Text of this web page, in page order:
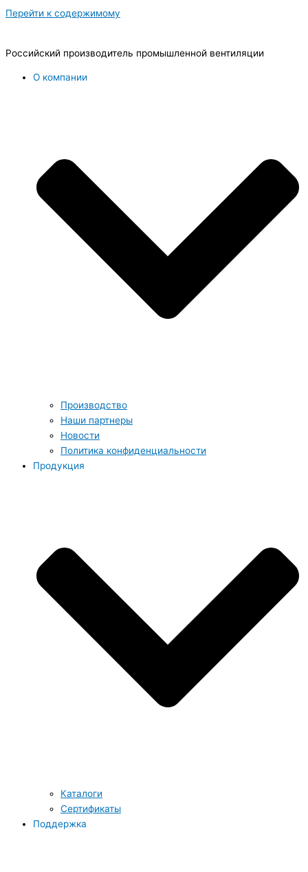
Перейти к содержимому
Российский производитель промышленной вентиляции
О компании
Производство
Наши партнеры
Новости
Политика конфиденциальности
Продукция
Каталоги
Сертификаты
Поддержка